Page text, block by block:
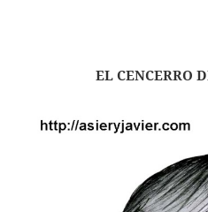
EL CENCERRO